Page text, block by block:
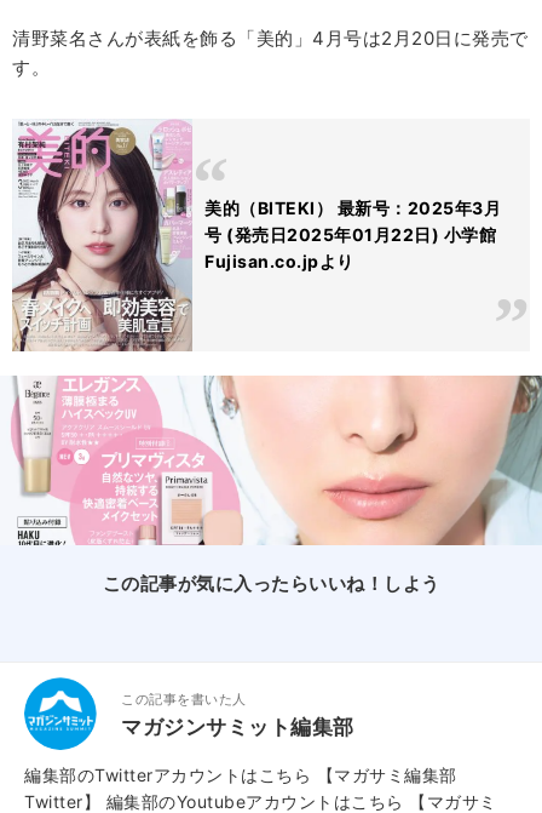
清野菜名さんが表紙を飾る「美的」4月号は2月20日に発売で
す。
美的（BITEKI） 最新号：2025年3月
号 (発売日2025年01月22日) 小学館
Fujisan.co.jpより
この記事が気に入ったらいいね！しよう
この記事を書いた人
マガジンサミット編集部
編集部のTwitterアカウントはこちら
【マガサミ編集部
Twitter】
編集部のYoutubeアカウントはこちら
【マガサミ